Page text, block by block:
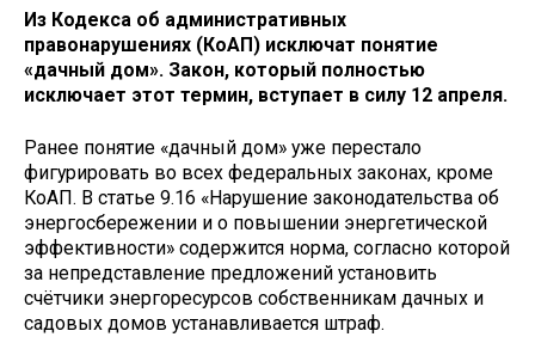
Из Кодекса об административных
правонарушениях (КоАП) исключат понятие
«дачный дом». Закон, который полностью
исключает этот термин, вступает в силу 12 апреля.
Ранее понятие «дачный дом» уже перестало
фигурировать во всех федеральных законах, кроме
КоАП. В статье 9.16 «Нарушение законодательства об
энергосбережении и о повышении энергетической
эффективности» содержится норма, согласно которой
за непредставление предложений установить
счётчики энергоресурсов собственникам дачных и
садовых домов устанавливается штраф.